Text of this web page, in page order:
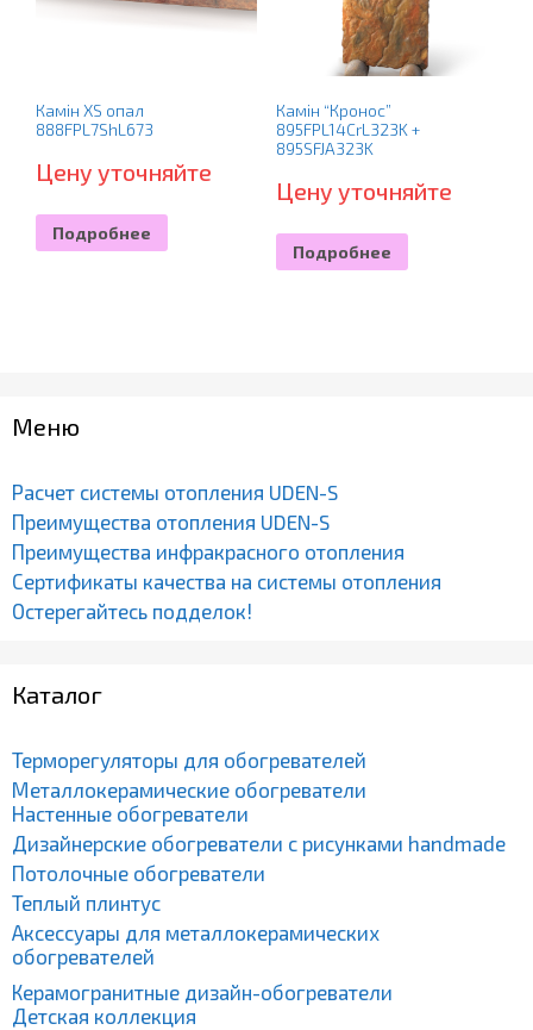
Камін XS опал
888FPL7ShL673
Цену уточняйте
Подробнее
Камін “Кронос”
895FPL14CrL323K +
895SFJA323K
Цену уточняйте
Подробнее
Меню
Расчет системы отопления UDEN-S
Преимущества отопления UDEN-S
Преимущества инфракрасного отопления
Сертификаты качества на системы отопления
Остерегайтесь подделок!
Каталог
Терморегуляторы для обогревателей
Металлокерамические обогреватели
Настенные обогреватели
Дизайнерские обогреватели с рисунками handmade
Потолочные обогреватели
Теплый плинтус
Аксессуары для металлокерамических
обогревателей
Керамогранитные дизайн-обогреватели
Детская коллекция